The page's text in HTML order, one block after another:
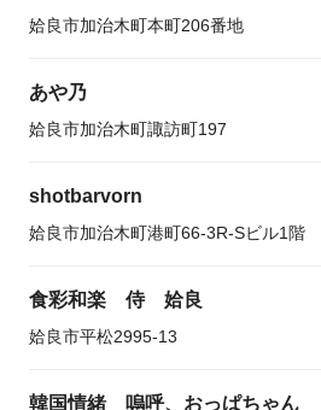
姶良市加治木町本町206番地
あや乃
姶良市加治木町諏訪町197
shotbarvorn
姶良市加治木町港町66-3R-Sビル1階
食彩和楽 侍 姶良
姶良市平松2995-13
韓国情緒 嗚呼、おっぱちゃん